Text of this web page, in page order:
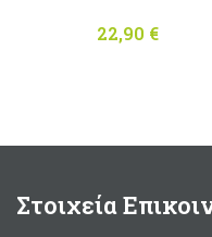
22,90 €
Στοιχεία